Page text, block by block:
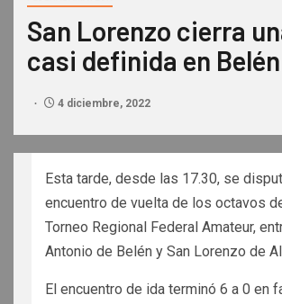
San Lorenzo cierra
casi definida en Belén
4 diciembre, 2022
Esta tarde, desde las 17.30, se
encuentro de vuelta de los octavos
Torneo Regional Federal Amateur,
Antonio de Belén y San Lorenzo de
El encuentro de ida terminó 6 a 0 en